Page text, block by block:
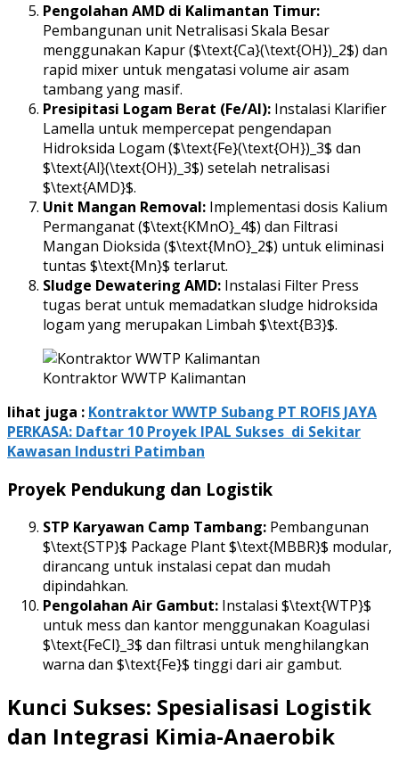
Pengolahan AMD di Kalimantan Timur:
Pembangunan unit Netralisasi Skala Besar
menggunakan Kapur ($\text{Ca}(\text{OH})_2$) dan
rapid mixer untuk mengatasi volume air asam
tambang yang masif.
Presipitasi Logam Berat (Fe/Al): Instalasi Klarifier
Lamella untuk mempercepat pengendapan
Hidroksida Logam ($\text{Fe}(\text{OH})_3$ dan
$\text{Al}(\text{OH})_3$) setelah netralisasi
$\text{AMD}$.
Unit Mangan Removal: Implementasi dosis Kalium
Permanganat ($\text{KMnO}_4$) dan Filtrasi
Mangan Dioksida ($\text{MnO}_2$) untuk eliminasi
tuntas $\text{Mn}$ terlarut.
Sludge Dewatering AMD: Instalasi Filter Press
tugas berat untuk memadatkan sludge hidroksida
logam yang merupakan Limbah $\text{B3}$.
Kontraktor WWTP Kalimantan
lihat juga : Kontraktor WWTP Subang PT ROFIS JAYA
PERKASA: Daftar 10 Proyek IPAL Sukses di Sekitar
Kawasan Industri Patimban
Proyek Pendukung dan Logistik
STP Karyawan Camp Tambang: Pembangunan
$\text{STP}$ Package Plant $\text{MBBR}$ modular,
dirancang untuk instalasi cepat dan mudah
dipindahkan.
Pengolahan Air Gambut: Instalasi $\text{WTP}$
untuk mess dan kantor menggunakan Koagulasi
$\text{FeCl}_3$ dan filtrasi untuk menghilangkan
warna dan $\text{Fe}$ tinggi dari air gambut.
Kunci Sukses: Spesialisasi Logistik
dan Integrasi Kimia-Anaerobik